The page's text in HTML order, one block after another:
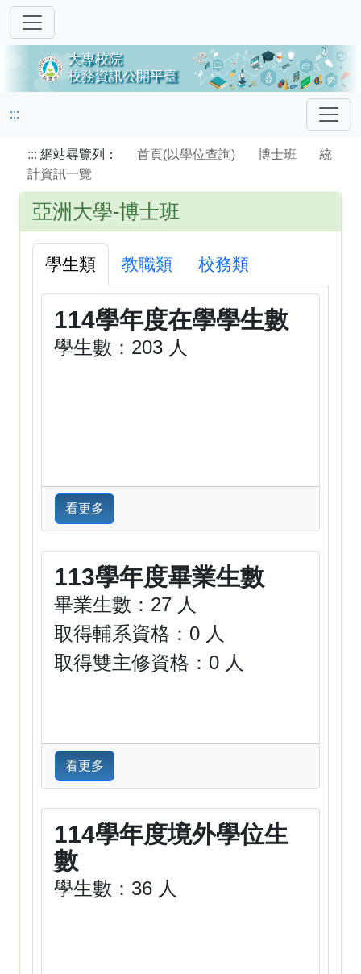
:::
::: 網站尋覽列： 首頁(以學位查詢) 博士班
統
計資訊一覽
亞洲大學-博士班
學生類 教職類 校務類
114學年度在學學生數
學生數：203 人
看更多
113學年度畢業生數
畢業生數：27 人
取得輔系資格：0 人
取得雙主修資格：0 人
看更多
114學年度境外學位生
數
學生數：36 人